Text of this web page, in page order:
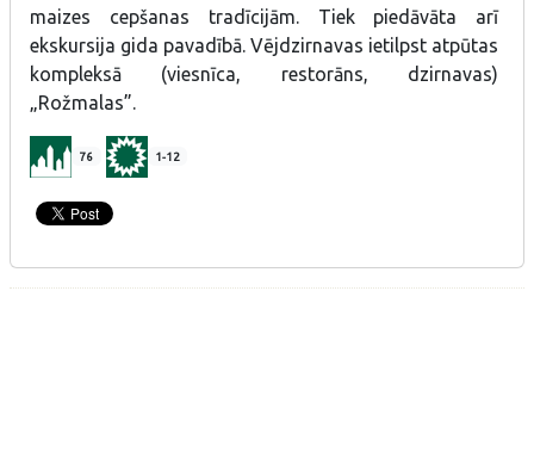
maizes cepšanas tradīcijām. Tiek piedāvāta arī
ekskursija gida pavadībā. Vējdzirnavas ietilpst atpūtas
kompleksā (viesnīca, restorāns, dzirnavas)
„Rožmalas”.
76 1-12